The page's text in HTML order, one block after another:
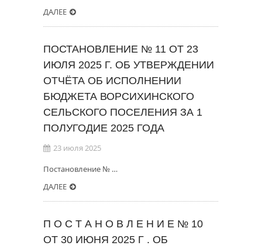
ДАЛЕЕ
ПОСТАНОВЛЕНИЕ № 11 ОТ 23
ИЮЛЯ 2025 Г. ОБ УТВЕРЖДЕНИИ
ОТЧЁТА ОБ ИСПОЛНЕНИИ
БЮДЖЕТА ВОРСИХИНСКОГО
СЕЛЬСКОГО ПОСЕЛЕНИЯ ЗА 1
ПОЛУГОДИЕ 2025 ГОДА
23 июля 2025
Постановление № …
ДАЛЕЕ
П О С Т А Н О В Л Е Н И Е № 10
ОТ 30 ИЮНЯ 2025 Г . ОБ